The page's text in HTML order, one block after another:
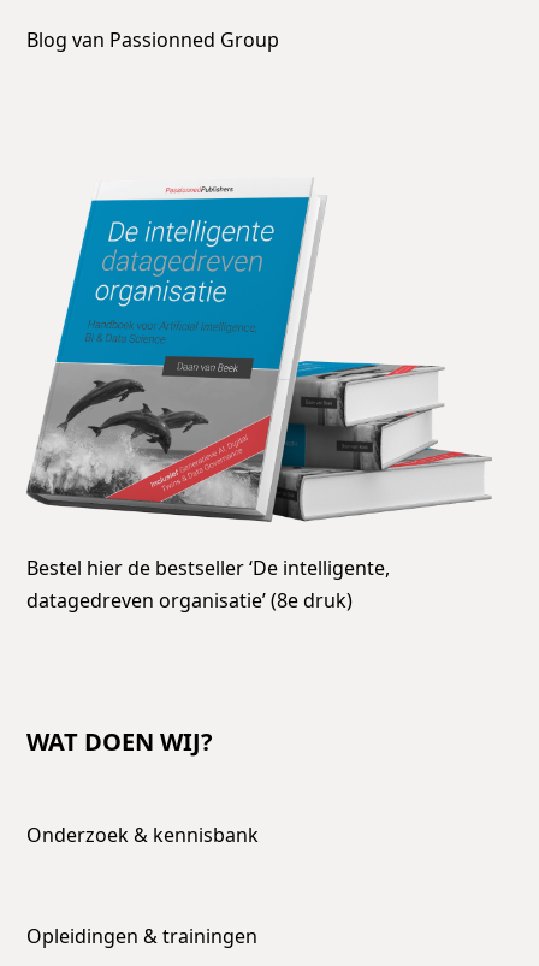
Blog van Passionned Group
Bestel hier de bestseller ‘De intelligente,
datagedreven organisatie’ (8e druk)
WAT DOEN WIJ?
Onderzoek & kennisbank
Opleidingen & trainingen